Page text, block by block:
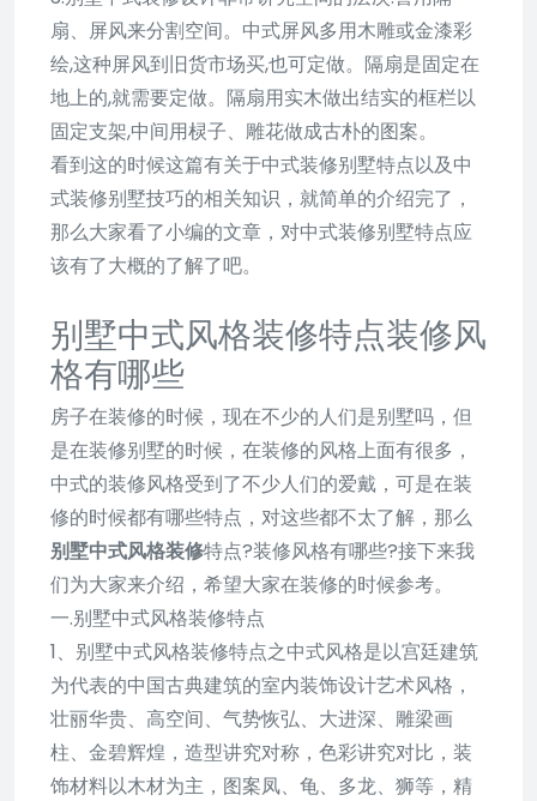
扇、屏风来分割空间。中式屏风多用木雕或金漆彩
绘,这种屏风到旧货市场买,也可定做。隔扇是固定在
地上的,就需要定做。隔扇用实木做出结实的框栏以
固定支架,中间用棂子、雕花做成古朴的图案。
看到这的时候这篇有关于中式装修别墅特点以及中
式装修别墅技巧的相关知识，就简单的介绍完了，
那么大家看了小编的文章，对中式装修别墅特点应
该有了大概的了解了吧。
别墅中式风格装修特点装修风
格有哪些
房子在装修的时候，现在不少的人们是别墅吗，但
是在装修别墅的时候，在装修的风格上面有很多，
中式的装修风格受到了不少人们的爱戴，可是在装
修的时候都有哪些特点，对这些都不太了解，那么
别墅中式风格装修特点?装修风格有哪些?接下来我
们为大家来介绍，希望大家在装修的时候参考。
一.别墅中式风格装修特点
1、别墅中式风格装修特点之中式风格是以宫廷建筑
为代表的中国古典建筑的室内装饰设计艺术风格，
壮丽华贵、高空间、气势恢弘、大进深、雕梁画
柱、金碧辉煌，造型讲究对称，色彩讲究对比，装
饰材料以木材为主，图案凤、龟、多龙、狮等，精